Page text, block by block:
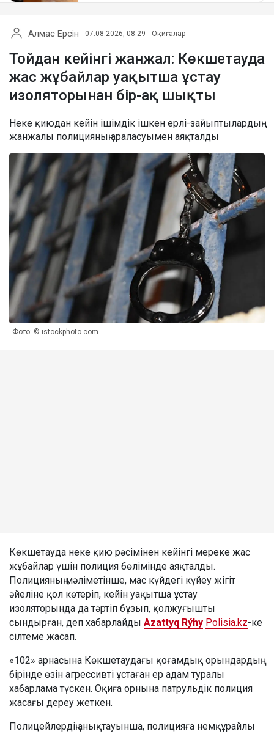
Алмас Ерсін 07.08.2026, 08:29 Оқиғалар
Тойдан кейінгі жанжал: Көкшетауда
жас жұбайлар уақытша ұстау
изоляторынан бір-ақ шықты
Неке қиюдан кейін ішімдік ішкен ерлі-зайыптылардың
жанжалы полицияның араласуымен аяқталды
Фото: © istockphoto.com
Көкшетауда неке қию рәсімінен кейінгі мереке жас
жұбайлар үшін полиция бөлімінде аяқталды.
Полицияның мәліметінше, мас күйдегі күйеу жігіт
әйеліне қол көтеріп, кейін уақытша ұстау
изоляторында да тәртіп бұзып, қолжуғышты
сындырған, деп хабарлайды Azattyq Rýhy Polisia.kz-ке
сілтеме жасап.
«102» арнасына Көкшетаудағы қоғамдық орындардың
бірінде өзін агрессивті ұстаған ер адам туралы
хабарлама түскен. Оқиға орнына патрульдік полиция
жасағы дереу жеткен.
Полицейлердің анықтауынша, полицияға немқұрайлы